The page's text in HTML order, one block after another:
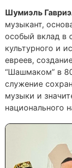
Шумиэль
музыкант,
особый вклад в
культурного и
евреев,
“Шашмаком” в
служение
музыки и
национального